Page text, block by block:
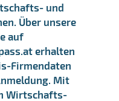
und
Über unsere
auf
erhalten
Firmendaten
Mit
Wirtschafts-